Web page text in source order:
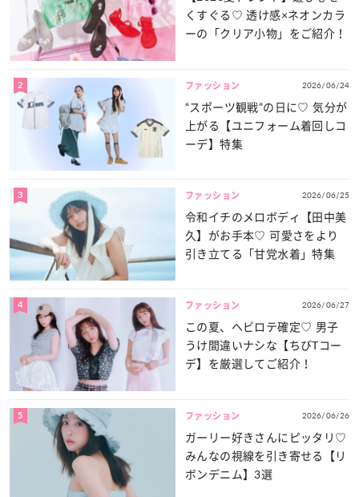
くすぐる♡ 透け感×ネオンカラ
ーの「クリア小物」をご紹介！
2 ファッション 2026/06/24
“スポーツ観戦”の日に♡ 気分が
上がる【ユニフォーム着回しコ
ーデ】特集
3 ファッション 2026/06/25
令和イチのメロボディ【田中美
久】がお手本♡ 可愛さをより
引き立てる「甘党水着」特集
4 ファッション 2026/06/27
この夏、ヘビロテ確定♡ 男子
うけ間違いナシな【ちびTコー
デ】を厳選してご紹介！
5 ファッション 2026/06/26
ガーリー好きさんにピッタリ♡
みんなの視線を引き寄せる【リ
ボンデニム】3選